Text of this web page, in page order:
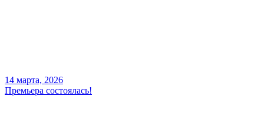
14 марта, 2026
Премьера состоялась!